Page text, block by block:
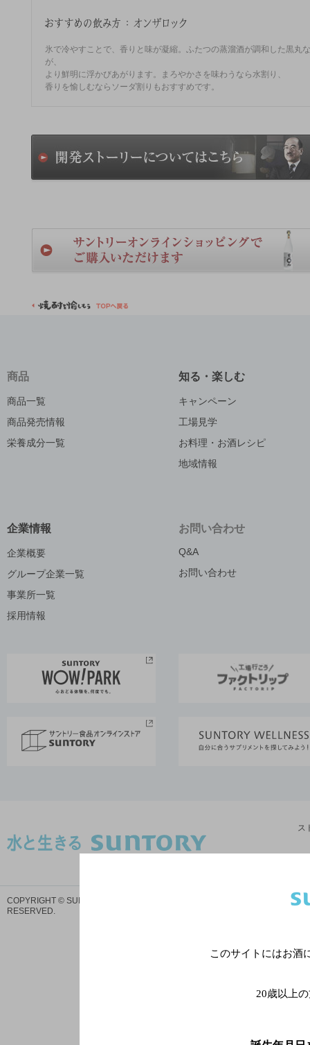
氷で冷やすことで、香りと味が凝縮。ふたつの蒸溜酒が調和した黒丸
が、
より鮮明に浮かびあがります。まろやかさを味わうなら水割り、
香りを愉しむならソーダ割りもおすすめです。
商品
商品一覧
商品発売情報
栄養成分一覧
知る・楽しむ
キャンペーン
工場見学
お料理・お酒レシピ
地域情報
企業情報
企業概要
グループ企業一覧
事業所一覧
採用情報
お問い合わせ
Q&A
お問い合わせ
ス
COPYRIGHT © SUNTORY HOLDINGS LIMITED.
RESERVED.
サイトマ
このサイトにはお酒
20歳以上